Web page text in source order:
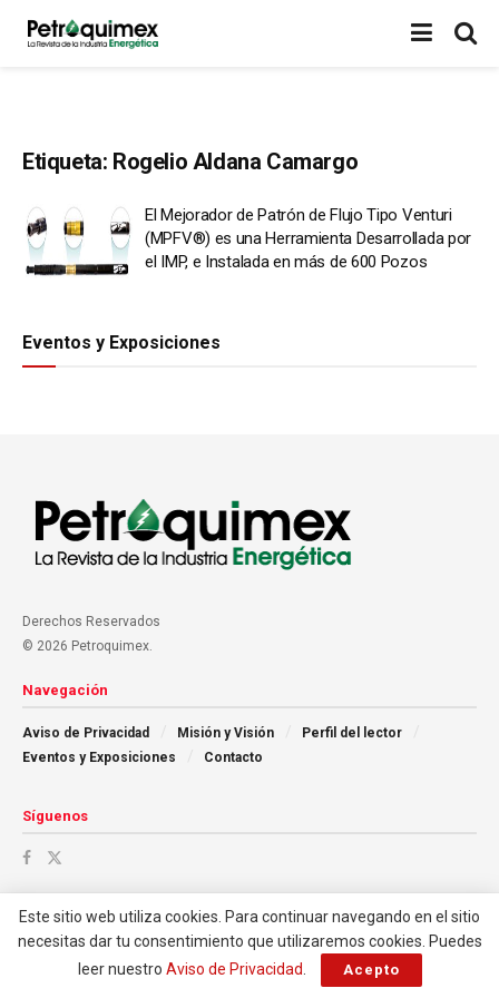
Etiqueta: Rogelio Aldana Camargo
El Mejorador de Patrón de Flujo Tipo Venturi
(MPFV®) es una Herramienta Desarrollada por
el IMP, e Instalada en más de 600 Pozos
Eventos y Exposiciones
Derechos Reservados
© 2026 Petroquimex.
Navegación
Aviso de Privacidad Misión y Visión
Perfil del lector
Eventos y Exposiciones
Contacto
Síguenos
Este sitio web utiliza cookies. Para continuar navegando en el sitio
necesitas dar tu consentimiento que utilizaremos cookies. Puedes
leer nuestro Aviso de Privacidad Acepto